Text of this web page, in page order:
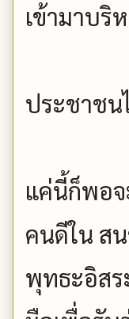
เข้ามาบริ
ประชาชน
แค่นี้ก็พอจ
คนดีใน ส
พุทธะอิสร